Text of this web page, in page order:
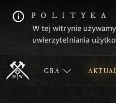
POLITYKA
W tej witrynie
uwierzytelniania
GRA